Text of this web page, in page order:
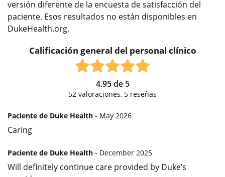
versión diferente de la encuesta de satisfacción del
paciente. Esos resultados no están disponibles en
DukeHealth.org.
Calificación general del personal clínico
4.95de 5
52 valoraciones, 5 reseñas
Paciente de Duke Health - May 2026
Caring
Paciente de Duke Health - December 2025
Will definitely continue care provided by Duke’s